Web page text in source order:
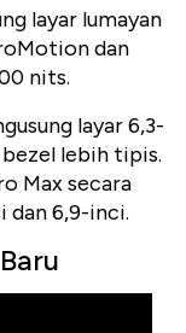
layar lumayan
dan
nits.
layar 6,3-
lebih tipis.
Max secara
dan 6,9-inci.